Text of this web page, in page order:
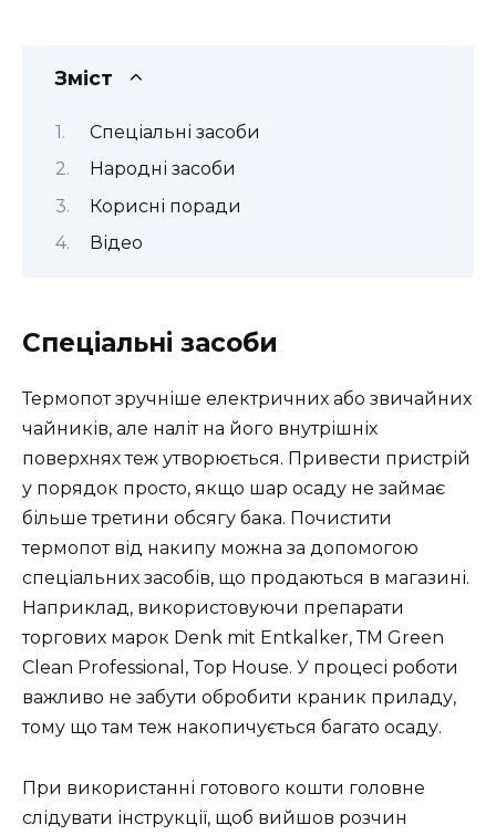
Зміст
Спеціальні засоби
Народні засоби
Корисні поради
Відео
Спеціальні засоби
Термопот зручніше електричних або звичайних
чайників, але наліт на його внутрішніх
поверхнях теж утворюється. Привести пристрій
у порядок просто, якщо шар осаду не займає
більше третини обсягу бака. Почистити
термопот від накипу можна за допомогою
спеціальних засобів, що продаються в магазині.
Наприклад, використовуючи препарати
торгових марок Denk mit Entkalker, ТМ Green
Clean Professional, Top House. У процесі роботи
важливо не забути обробити краник приладу,
тому що там теж накопичується багато осаду.
При використанні готового кошти головне
слідувати інструкції, щоб вийшов розчин